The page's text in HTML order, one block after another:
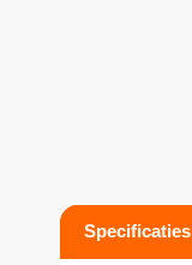
Specificaties